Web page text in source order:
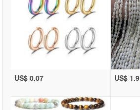
US$ 0.07 US$ 1.9